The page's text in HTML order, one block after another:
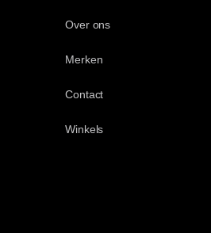
Over ons
Merken
Contact
Winkels